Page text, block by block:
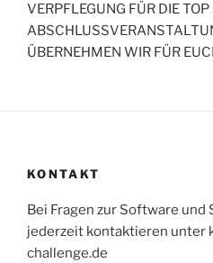
VERPFLEGUNG FÜR DIE
ÜBERNEHMEN WIR FÜR
KONTAKT
Bei Fragen zur Software und
jederzeit kontaktieren unter
challenge.de